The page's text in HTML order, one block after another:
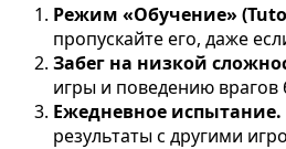
Режим «Обучение»
пропускайте его, даже
Забег на низкой
игры и поведению врагов
Ежедневное испытание.
результаты с другими